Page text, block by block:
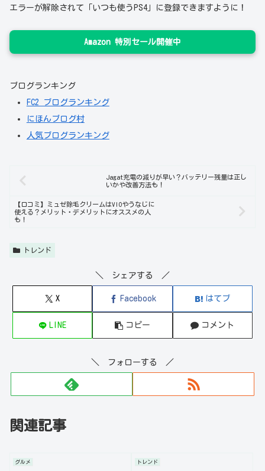
エラーが解除されて「いつも使うPS4」に登録できますように！
Amazon 特別セール開催中
ブログランキング
FC2 ブログランキング
にほんブログ村
人気ブログランキング
Jagat充電の減りが早い？バッテリー残量は正し
いかや改善方法も！
【口コミ】ミュゼ除毛クリームはVIOやうなじに
使える？メリット・デメリットにオススメの人
も！
トレンド
＼ シェアする ／
X Facebook はてブ
LINE コピー コメント
＼ フォローする ／
関連記事
グルメ トレンド